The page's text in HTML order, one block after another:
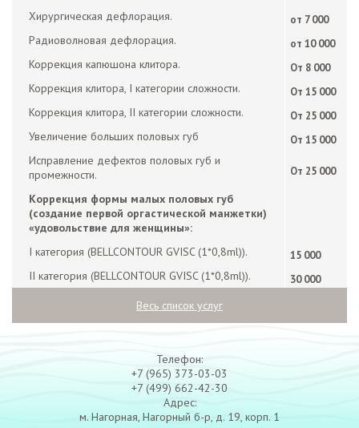
Хирургическая дефлорация. от 7 000
Радиоволновая дефлорация. от 10 000
Коррекция капюшона клитора. От 8 000
Коррекция клитора, I категории сложности. От 15 000
Коррекция клитора, II категории сложности. От 25 000
Увеличение больших половых губ От 15 000
Исправление дефектов половых губ и
промежности.
От 25 000
Коррекция формы малых половых губ
(создание первой оргастической манжетки)
«удовольствие для женщины»:
I категория (BELLCONTOUR GVISC (1*0,8ml)).
15 000
II категория (BELLCONTOUR GVISC (1*0,8ml)). 30 000
Весь список услуг
Телефон:
+7 (965) 373-03-03
+7 (499) 662-42-30
Адрес:
м. Нагорная, Нагорный б-р, д. 19, корп. 1